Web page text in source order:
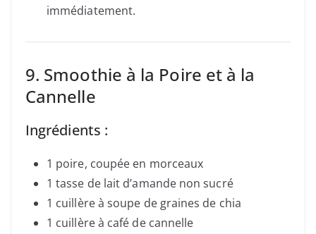
immédiatement.
9. Smoothie à la Poire et à la
Cannelle
Ingrédients :
1 poire, coupée en morceaux
1 tasse de lait d’amande non sucré
1 cuillère à soupe de graines de chia
1 cuillère à café de cannelle